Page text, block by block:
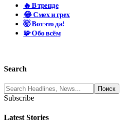
🔥 В тренде
😂 Смех и грех
🤯 Вот это да!
🧩 Обо всём
Search
Subscribe
Latest Stories